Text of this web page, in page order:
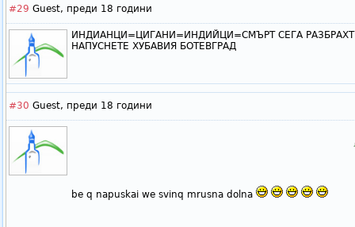
#29 Guest, преди 18 години
ИНДИАНЦИ=ЦИГАНИ=ИНДИЙЦИ=СМЪРТ СЕГА
НАПУСНЕТЕ ХУБАВИЯ БОТЕВГРАД
#30 Guest, преди 18 години
be q napuskai we svinq mrusna dolna